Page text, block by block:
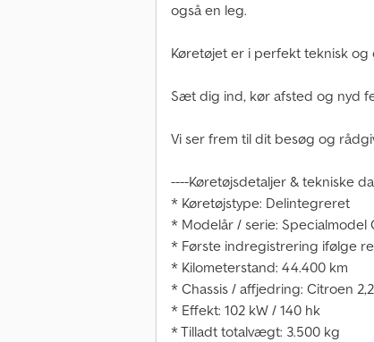
også en leg.
Køretøjet er i perfekt teknisk
Sæt dig ind, kør afsted og nyd
Vi ser frem til dit besøg og
----Køretøjsdetaljer & tekniske
* Køretøjstype: Delintegreret
* Modelår / serie: Specialmodel
* Første indregistrering ifølge
* Kilometerstand: 44.400 km
* Chassis / affjedring: Citroen
* Effekt: 102 kW / 140 hk
* Tilladt totalvægt: 3.500 kg